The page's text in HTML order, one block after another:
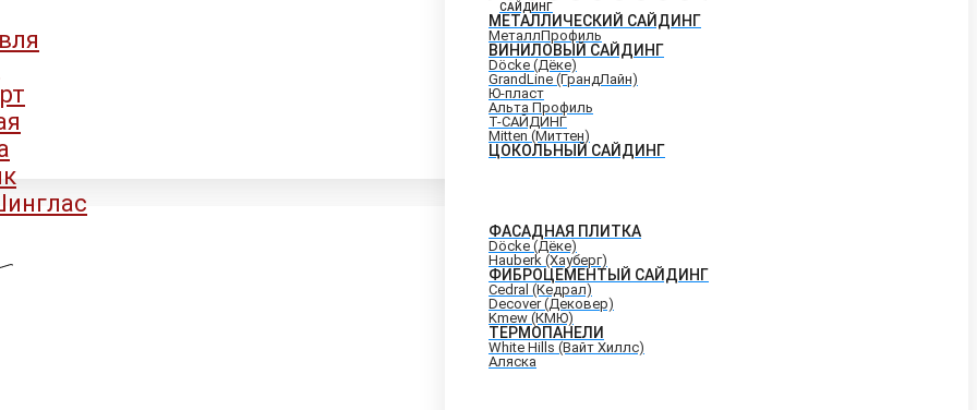
САЙДИНГ
МЕТАЛЛИЧЕСКИЙ САЙДИНГ
МеталлПрофиль
ВИНИЛОВЫЙ САЙДИНГ
Döcke (Дёке)
GrandLine (ГрандЛайн)
Ю-пласт
Альта Профиль
Т-САЙДИНГ
Mitten (Миттен)
ЦОКОЛЬНЫЙ САЙДИНГ
ФАСАДНАЯ ПЛИТКА
Döcke (Дёке)
Hauberk (Хауберг)
ФИБРОЦЕМЕНТЫЙ САЙДИНГ
Cedral (Кедрал)
Decover (Дековер)
Kmew (КМЮ)
ТЕРМОПАНЕЛИ
White Hills (Вайт Хиллс)
Аляска